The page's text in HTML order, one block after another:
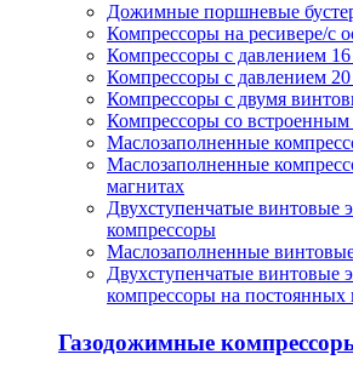
Дожимные поршневые
Компрессоры на ресивере/с
Компрессоры с давлением 16
Компрессоры с давлением 20
Компрессоры с двумя
Компрессоры со
Маслозаполненные
Маслозаполненные
магнитах
Двухступенчатые винтовые
компрессоры
Маслозаполненные
Двухступенчатые винтовые
компрессоры на постоянных
Газодожимные